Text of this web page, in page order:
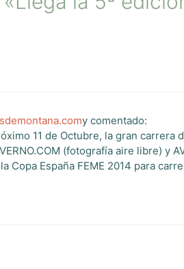
y comentado:
11 de Octubre, la gran
(fotografía aire libre) y
Copa España FEME 2014 para